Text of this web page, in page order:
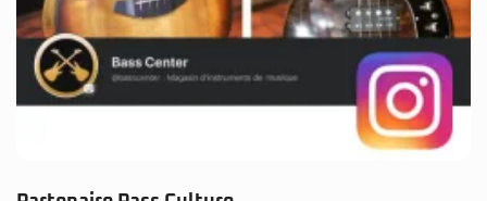
Partenaire Pass Culture